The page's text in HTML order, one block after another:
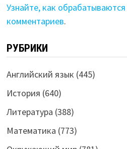
Узнайте, как
комментариев.
РУБРИКИ
Английский язык (445)
История (640)
Литература (388)
Математика (773)